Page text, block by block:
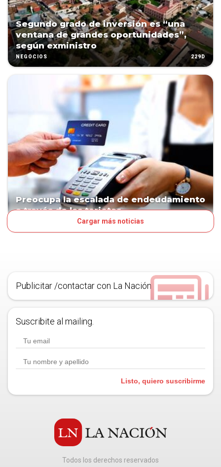
Segundo grado de inversión es “una
ventana de grandes oportunidades”,
según exministro
NEGOCIOS 229D
Preocupa la escalada de endeudamiento
a través de las tarjetas
Cargar más noticias
Publicitar /contactar con La Nación
Suscribite al mailing.
Listo, quiero suscribirme
Todos los derechos reservados